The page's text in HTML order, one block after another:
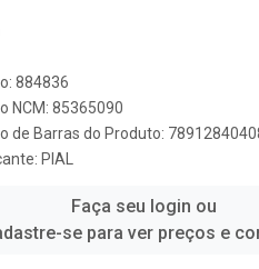
884836
NCM: 85365090
de Barras do Produto:
PIAL
Faça seu login ou
se para ver preços e